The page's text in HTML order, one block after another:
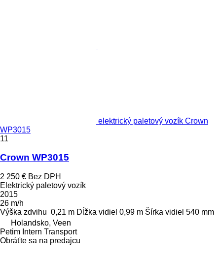
elektrický paletový vozík Crown
WP3015
11
Crown WP3015
2 250 € Bez DPH
Elektrický paletový vozík
2015
26 m/h
Výška zdvihu 0,21 m Dĺžka vidiel 0,99 m Šírka vidiel 540 mm
Holandsko, Veen
Petim Intern Transport
Obráťte sa na predajcu